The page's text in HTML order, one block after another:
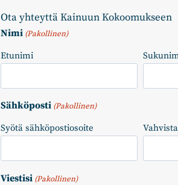
Ota yhteyttä Kainuun Kokoomukseen
Nimi (Pakollinen)
Etunimi
Sähköposti (Pakollinen)
Syötä sähköpostiosoite
Viestisi (Pakollinen)